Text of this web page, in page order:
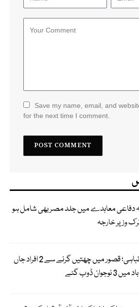
Save my name, email, and
for the next time I comment.
دفاعی معاہدے میں جلد مصر بھی شامل ہو
وزیر خارجہ
بارشوں کی تباہی؛ قصور میں چھتیں گرنے سے 2 افراد جاں
ڈوب گئے